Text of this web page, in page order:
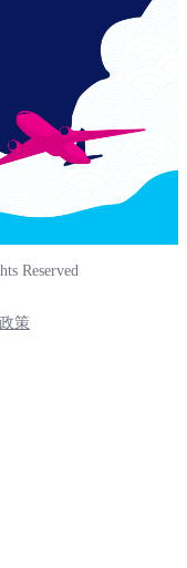
Reserved
策